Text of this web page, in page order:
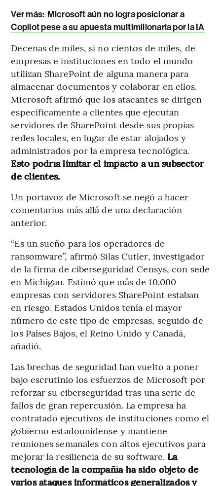
Ver más: Microsoft aún no logra posicionar a
Copilot pese a su apuesta multimillonaria por la IA
Decenas de miles, si no cientos de miles, de
empresas e instituciones en todo el mundo
utilizan SharePoint de alguna manera para
almacenar documentos y colaborar en ellos.
Microsoft afirmó que los atacantes se dirigen
específicamente a clientes que ejecutan
servidores de SharePoint desde sus propias
redes locales, en lugar de estar alojados y
administrados por la empresa tecnológica.
Esto podría limitar el impacto a un subsector
de clientes.
Un portavoz de Microsoft se negó a hacer
comentarios más allá de una declaración
anterior.
“Es un sueño para los operadores de
ransomware”, afirmó Silas Cutler, investigador
de la firma de ciberseguridad Censys, con sede
en Michigan. Estimó que más de 10.000
empresas con servidores SharePoint estaban
en riesgo. Estados Unidos tenía el mayor
número de este tipo de empresas, seguido de
los Países Bajos, el Reino Unido y Canadá,
añadió.
Las brechas de seguridad han vuelto a poner
bajo escrutinio los esfuerzos de Microsoft por
reforzar su ciberseguridad tras una serie de
fallos de gran repercusión. La empresa ha
contratado ejecutivos de instituciones como el
gobierno estadounidense y mantiene
reuniones semanales con altos ejecutivos para
mejorar la resiliencia de su software. La
tecnología de la compañía ha sido objeto de
varios ataques informáticos generalizados y